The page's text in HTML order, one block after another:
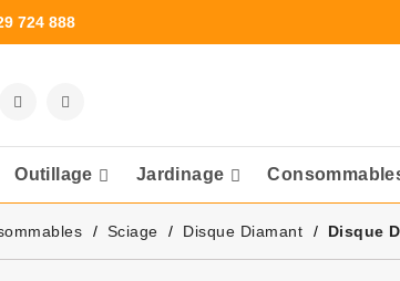
724 888
Outillage Jardinage
Sciage Disque Diamant Disque